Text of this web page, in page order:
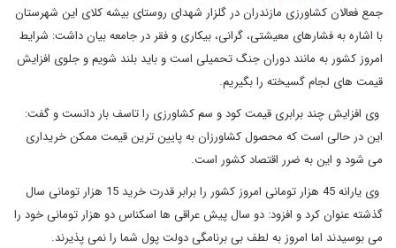
جمع فعالان کشاورزی مازندران در گلزار شهدای روستای بیشه کلای این شهرستان
با اشاره به فشارهای معیشتی، گرانی، بیکاری و فقر در جامعه بیان داشت: شرایط
امروز کشور به مانند دوران جنگ تحمیلی است و باید بلند شویم و جلوی افزایش
قیمت های لجام گسیخته را بگیریم.
وی افزایش چند برابری قیمت کود و سم کشاورزی را تاسف بار دانست و گفت:
این در حالی است که محصول کشاورزان به پایین ترین قیمت ممکن خریداری
می شود و این به ضرر اقتصاد کشور است.
وی یارانه 45 هزار تومانی امروز کشور را برابر قدرت خرید 15 هزار تومانی سال
گذشته عنوان کرد و افزود: دو سال پیش عراقی ها اسکناس دو هزار تومانی خود را
می بوسیدند اما امروز به لطف بی برنامگی دولت پول شما را نمی پذیرند.